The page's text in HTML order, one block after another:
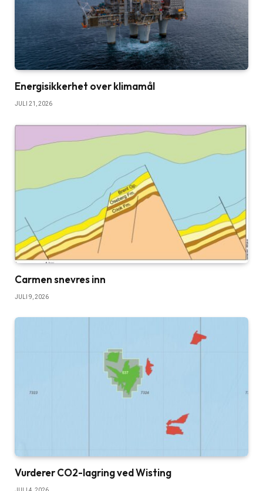
Energisikkerhet over klimamål
JULI 21, 2026
Carmen snevres inn
JULI 9, 2026
Vurderer CO2-lagring ved Wisting